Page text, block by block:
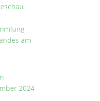
am
2024